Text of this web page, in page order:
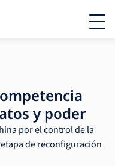
y poder
por el control de la
de reconfiguración